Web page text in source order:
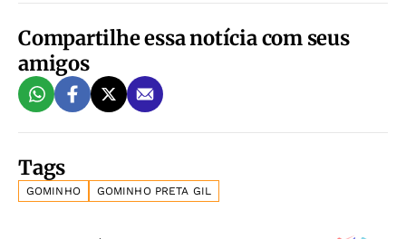
Compartilhe essa notícia com seus
amigos
Tags
GOMINHO GOMINHO PRETA GIL